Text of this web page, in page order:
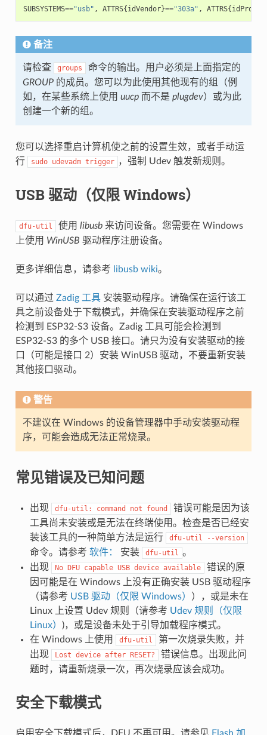
SUBSYSTEMS=="usb" , ATTRS{idVendor}=="303a" , ATTRS{
备注
请检查 groups
命令的输出。用户必须是上面指定的
GROUP的成员。您可以为此使用其他现有的组（例
如，在某些系统上使用 uucp而不是 plugdev）或为此
创建一个新的组。
您可以选择重启计算机使之前的设置生效，或者手动运
行
sudo udevadm trigger ，强制 Udev 触发新规则。
USB 驱动（仅限 Windows）
dfu-util 使用 libusb来访问设备。您需要在 Windows
上使用 WinUSB 驱动程序注册设备。
更多详细信息，请参考 libusb wiki。
可以通过 Zadig 工具安装驱动程序。请确保在运行该工
具之前设备处于下载模式，并确保在安装驱动程序之前
检测到 ESP32-S3 设备。Zadig 工具可能会检测到
ESP32-S3 的多个 USB 接口。请只为没有安装驱动的接
口（可能是接口 2）安装 WinUSB 驱动，不要重新安装
其他接口驱动。
警告
不建议在 Windows 的设备管理器中手动安装驱动程
序，可能会造成无法正常烧录。
常见错误及已知问题
出现 dfu-util: command not found
错误可能是因为该
工具尚未安装或是无法在终端使用。检查是否已经安
装该工具的一种简单方法是运行
dfu-util --version
命令。请参考 软件： 安装 dfu-util 。
出现
No DFU capable USB device available
错误的原
因可能是在 Windows 上没有正确安装 USB 驱动程序
（请参考 USB 驱动（仅限 Windows）
），或是未在
Linux 上设置 Udev 规则（请参考 Udev 规则（仅限
Linux） )，或是设备未处于引导加载程序模式。
在 Windows 上使用
dfu-util
第一次烧录失败，并
出现
Lost device after RESET?
错误信息。出现此问
题时，请重新烧录一次，再次烧录应该会成功。
安全下载模式